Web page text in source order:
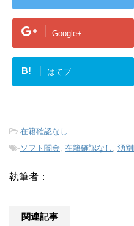
Google+
B! はてブ
-在籍確認なし
-ソフト闇金, 在籍確認なし , 湧
執筆者：
関連記事